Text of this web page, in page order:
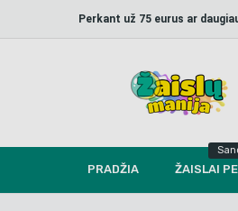
Perkant už 75 eurus ar
PRADŽIA ŽAISLAI